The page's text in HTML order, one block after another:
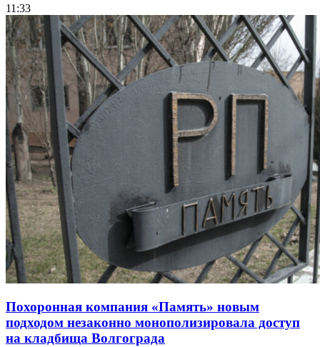
11:33
Похоронная компания «Память» новым
подходом незаконно монополизировала доступ
на кладбища Волгограда